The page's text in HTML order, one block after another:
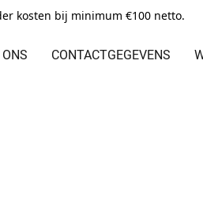
kosten bij minimum €100 netto.
ONS CONTACTGEGEVENS